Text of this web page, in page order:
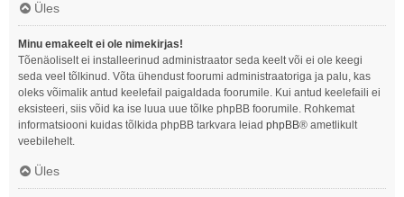
Üles
Minu emakeelt ei ole nimekirjas!
Tõenäoliselt ei installeerinud administraator seda keelt või ei ole keegi
seda veel tõlkinud. Võta ühendust foorumi administraatoriga ja palu, kas
oleks võimalik antud keelefail paigaldada foorumile. Kui antud keelefaili ei
eksisteeri, siis võid ka ise luua uue tõlke phpBB foorumile. Rohkemat
informatsiooni kuidas tõlkida phpBB tarkvara leiad phpBB® ametlikult
veebilehelt.
Üles